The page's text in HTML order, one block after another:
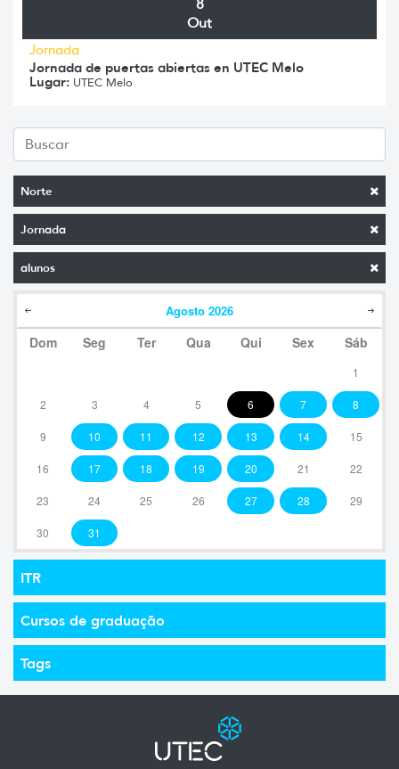
Norte
Jornada
alunos
Agosto 2026
Dom Seg Ter Qua Qui Sex Sáb
1
2 3 4 5 6 7 8
9 10 11 12 13 14 15
16 17 18 19 20 21 22
23 24 25 26 27 28 29
30 31
ITR
Cursos de graduação
Tags
8
Out
Jornada
Jornada de puertas abiertas en UTEC Melo
Lugar: UTEC Melo